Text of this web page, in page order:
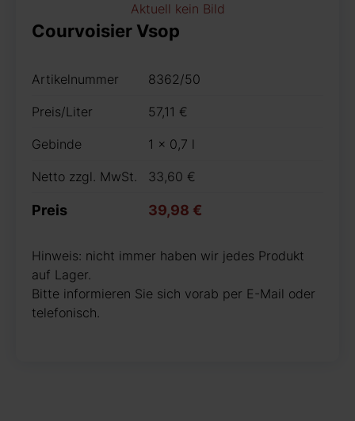
Aktuell kein Bild
Courvoisier Vsop
Artikelnummer 8362/50
Preis/Liter 57,11 €
Gebinde 1 x 0,7 l
Netto zzgl. MwSt. 33,60 €
Preis 39,98 €
Hinweis: nicht immer haben wir jedes Produkt
auf Lager.
Bitte informieren Sie sich vorab per E-Mail oder
telefonisch.